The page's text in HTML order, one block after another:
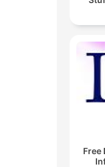
Free